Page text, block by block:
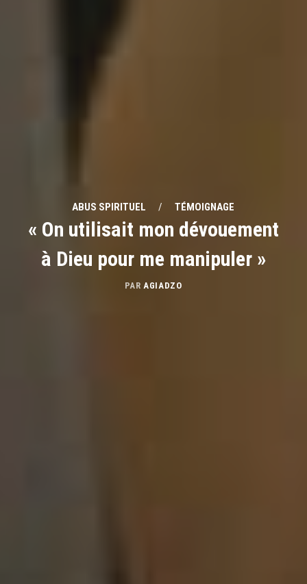
ABUS SPIRITUEL / TÉMOIGNAGE
« On utilisait mon dévouement
à Dieu pour me manipuler »
PAR AGIADZO